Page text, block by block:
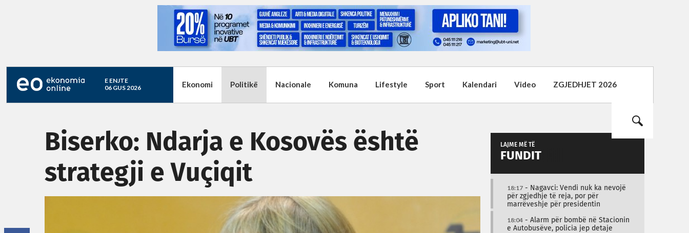
E ENJTE
06 GUS 2026
Ekonomi Politikë Nacionale Komuna Lifestyle Sport Kalendari Video ZGJEDHJET 2026
Biserko: ​Ndarja e Kosovës është
strategji e Vuçiqit
LAJME MË TË
FUNDIT
18:17 - Nagavci: Vendi nuk ka nevojë
për zgjedhje të reja, por për
marrëveshje për presidentin
18:04 - Alarm për bombë në Stacionin
e Autobusëve, policia jep detaje